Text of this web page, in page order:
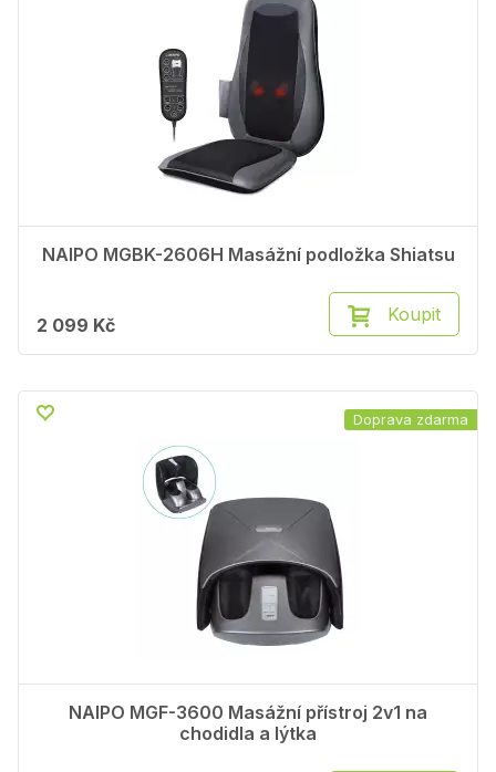
NAIPO MGBK-2606H Masážní podložka Shiatsu
2 099 Kč Koupit
NAIPO MGF-3600 Masážní přístroj 2v1 na
chodidla a lýtka
Doprava zdarma